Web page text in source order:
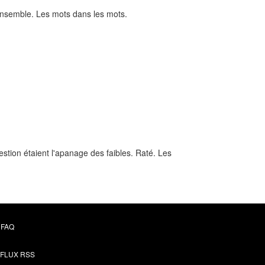
Les mots dans les mots.
étaient l'apanage des faibles. Raté. Les
FAQ
FLUX RSS